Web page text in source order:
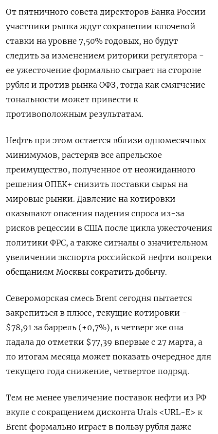
От пятничного совета директоров Банка России
участники рынка ждут сохранении ключевой
ставки на уровне 7,50% годовых, но будут
следить за изменением риторики регулятора -
ее ужесточение формально сыграет на стороне
рубля и против рынка ОФЗ, тогда как смягчение
тональности может привести к
противоположным результатам.
Нефть при этом остается вблизи одномесячных
минимумов, растеряв все апрельское
преимущество, полученное от неожиданного
решения ОПЕК+ снизить поставки сырья на
мировые рынки. Давление на котировки
оказывают опасения падения спроса из-за
рисков рецессии в США после цикла ужесточения
политики ФРС, а также сигналы о значительном
увеличении экспорта российской нефти вопреки
обещаниям Москвы сократить добычу.
Североморская смесь Brent сегодня пытается
закрепиться в плюсе, текущие котировки -
$78,91 за баррель (+0,7%), в четверг же она
падала до отметки $77,39 впервые с 27 марта, а
по итогам месяца может показать очередное для
текущего года снижение, четвертое подряд.
Тем не менее увеличение поставок нефти из РФ
вкупе с сокращением дисконта Urals <URL-E> к
Brent формально играет в пользу рубля даже